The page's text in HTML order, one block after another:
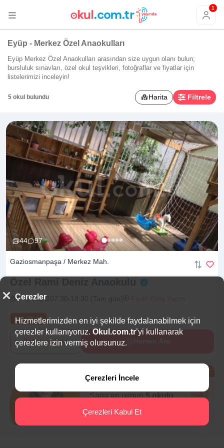
1
Eyüp - Merkez Özel Anaokulları
Eyüp Merkez Özel Anaokulları arasından size uygun olanı bulun;
bursluluk sınavları, özel okul teşvikleri, fotoğraflar ve fiyatlar için
listelerimizi inceleyin!
5 okul bulundu Harita Filtrele
44 97
Gaziosmanpaşa / Merkez Mah.
2 -6 Yaş
Yaz Okulu
İletişime Geç
Ücretsiz
Eğitim Danışmanı
Sana en uygun5 okulu
Çerezler
Hizmetlerimizden en iyi şekilde faydalanabilmek için
çerezler kullanıyoruz. Okul.com.tr’yi kullanarak
çerezlere izin vermiş olursunuz.
Çerezleri İncele
Çerezleri Kabul Et